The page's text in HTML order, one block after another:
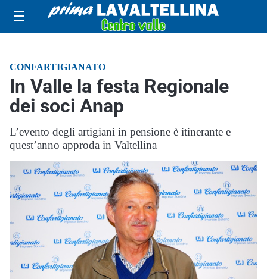
☰
CONFARTIGIANATO
In Valle la festa Regionale
dei soci Anap
L’evento degli artigiani in pensione è itinerante e
quest’anno approda in Valtellina